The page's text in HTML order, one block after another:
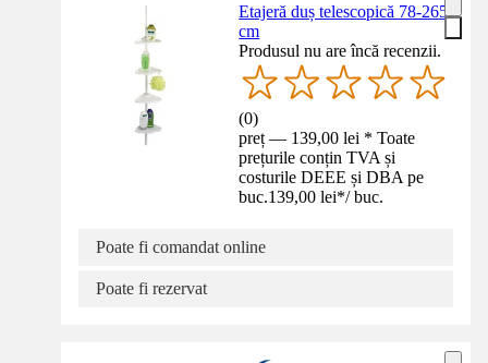
Etajeră duș telescopică 78-265
cm
Produsul nu are încă recenzii.
(0)
preț — 139,00 lei * Toate
prețurile conțin TVA și
costurile DEEE și DBA pe
buc.139,00 lei*/ buc.
Poate fi comandat online
Poate fi rezervat